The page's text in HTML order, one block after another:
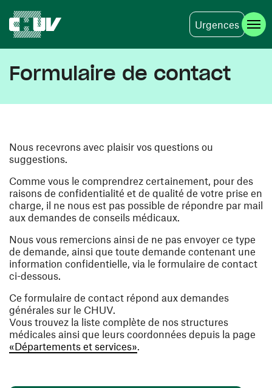
Urgences
Formulaire de contact
Nous recevrons avec plaisir vos questions ou
suggestions.
Comme vous le comprendrez certainement, pour des
raisons de confidentialité et de qualité de votre prise en
charge, il ne nous est pas possible de répondre par mail
aux demandes de conseils médicaux.
Nous vous remercions ainsi de ne pas envoyer ce type
de demande, ainsi que toute demande contenant une
information confidentielle, via le formulaire de contact
ci-dessous.
Ce formulaire de contact répond aux demandes
générales sur le CHUV.
Vous trouvez la liste complète de nos structures
médicales ainsi que leurs coordonnées depuis la page
«Départements et services».